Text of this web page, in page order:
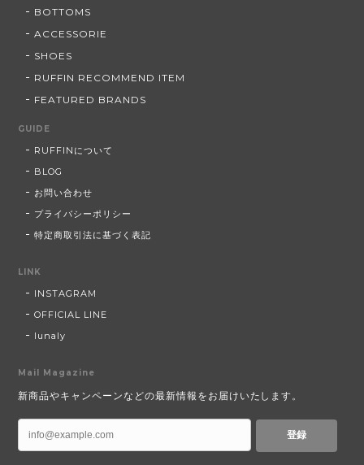
BOTTOMS
ACCESSORIE
SHOES
RUFFIN RECOMMEND ITEM
FEATURED BRANDS
GUIDE
RUFFINについて
BLOG
お問い合わせ
プライバシーポリシー
特定商取引法に基づく表記
LINK
INSTAGRAM
OFFICIAL LINE
lunaly
Mail Magazine
新商品やキャンペーンなどの最新情報をお届けいたします。
登録